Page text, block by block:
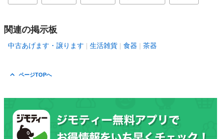
関連の掲示板
中古あげます・譲ります 生活雑貨 食器 茶器
ページTOPへ